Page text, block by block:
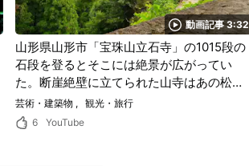
動画記事 3:32
山形県山形市「宝珠山立石寺」の1015段の
石段を登るとそこには絶景が広がってい
た。断崖絶壁に立てられた山寺はあの松尾
芭蕉も一句詠んだ景勝地！
芸術・建築物
観光・旅行
6
YouTube